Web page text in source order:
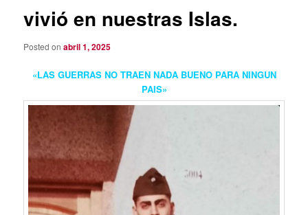
vivió en nuestras Islas.
Posted onabril 1, 2025
«LAS GUERRAS NO TRAEN NADA BUENO PARA NINGUN
PAIS»